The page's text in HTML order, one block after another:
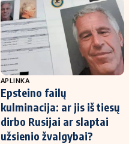
APLINKA
Epsteino failų
kulminacija: ar jis iš tiesų
dirbo Rusijai ar slaptai
užsienio žvalgybai?